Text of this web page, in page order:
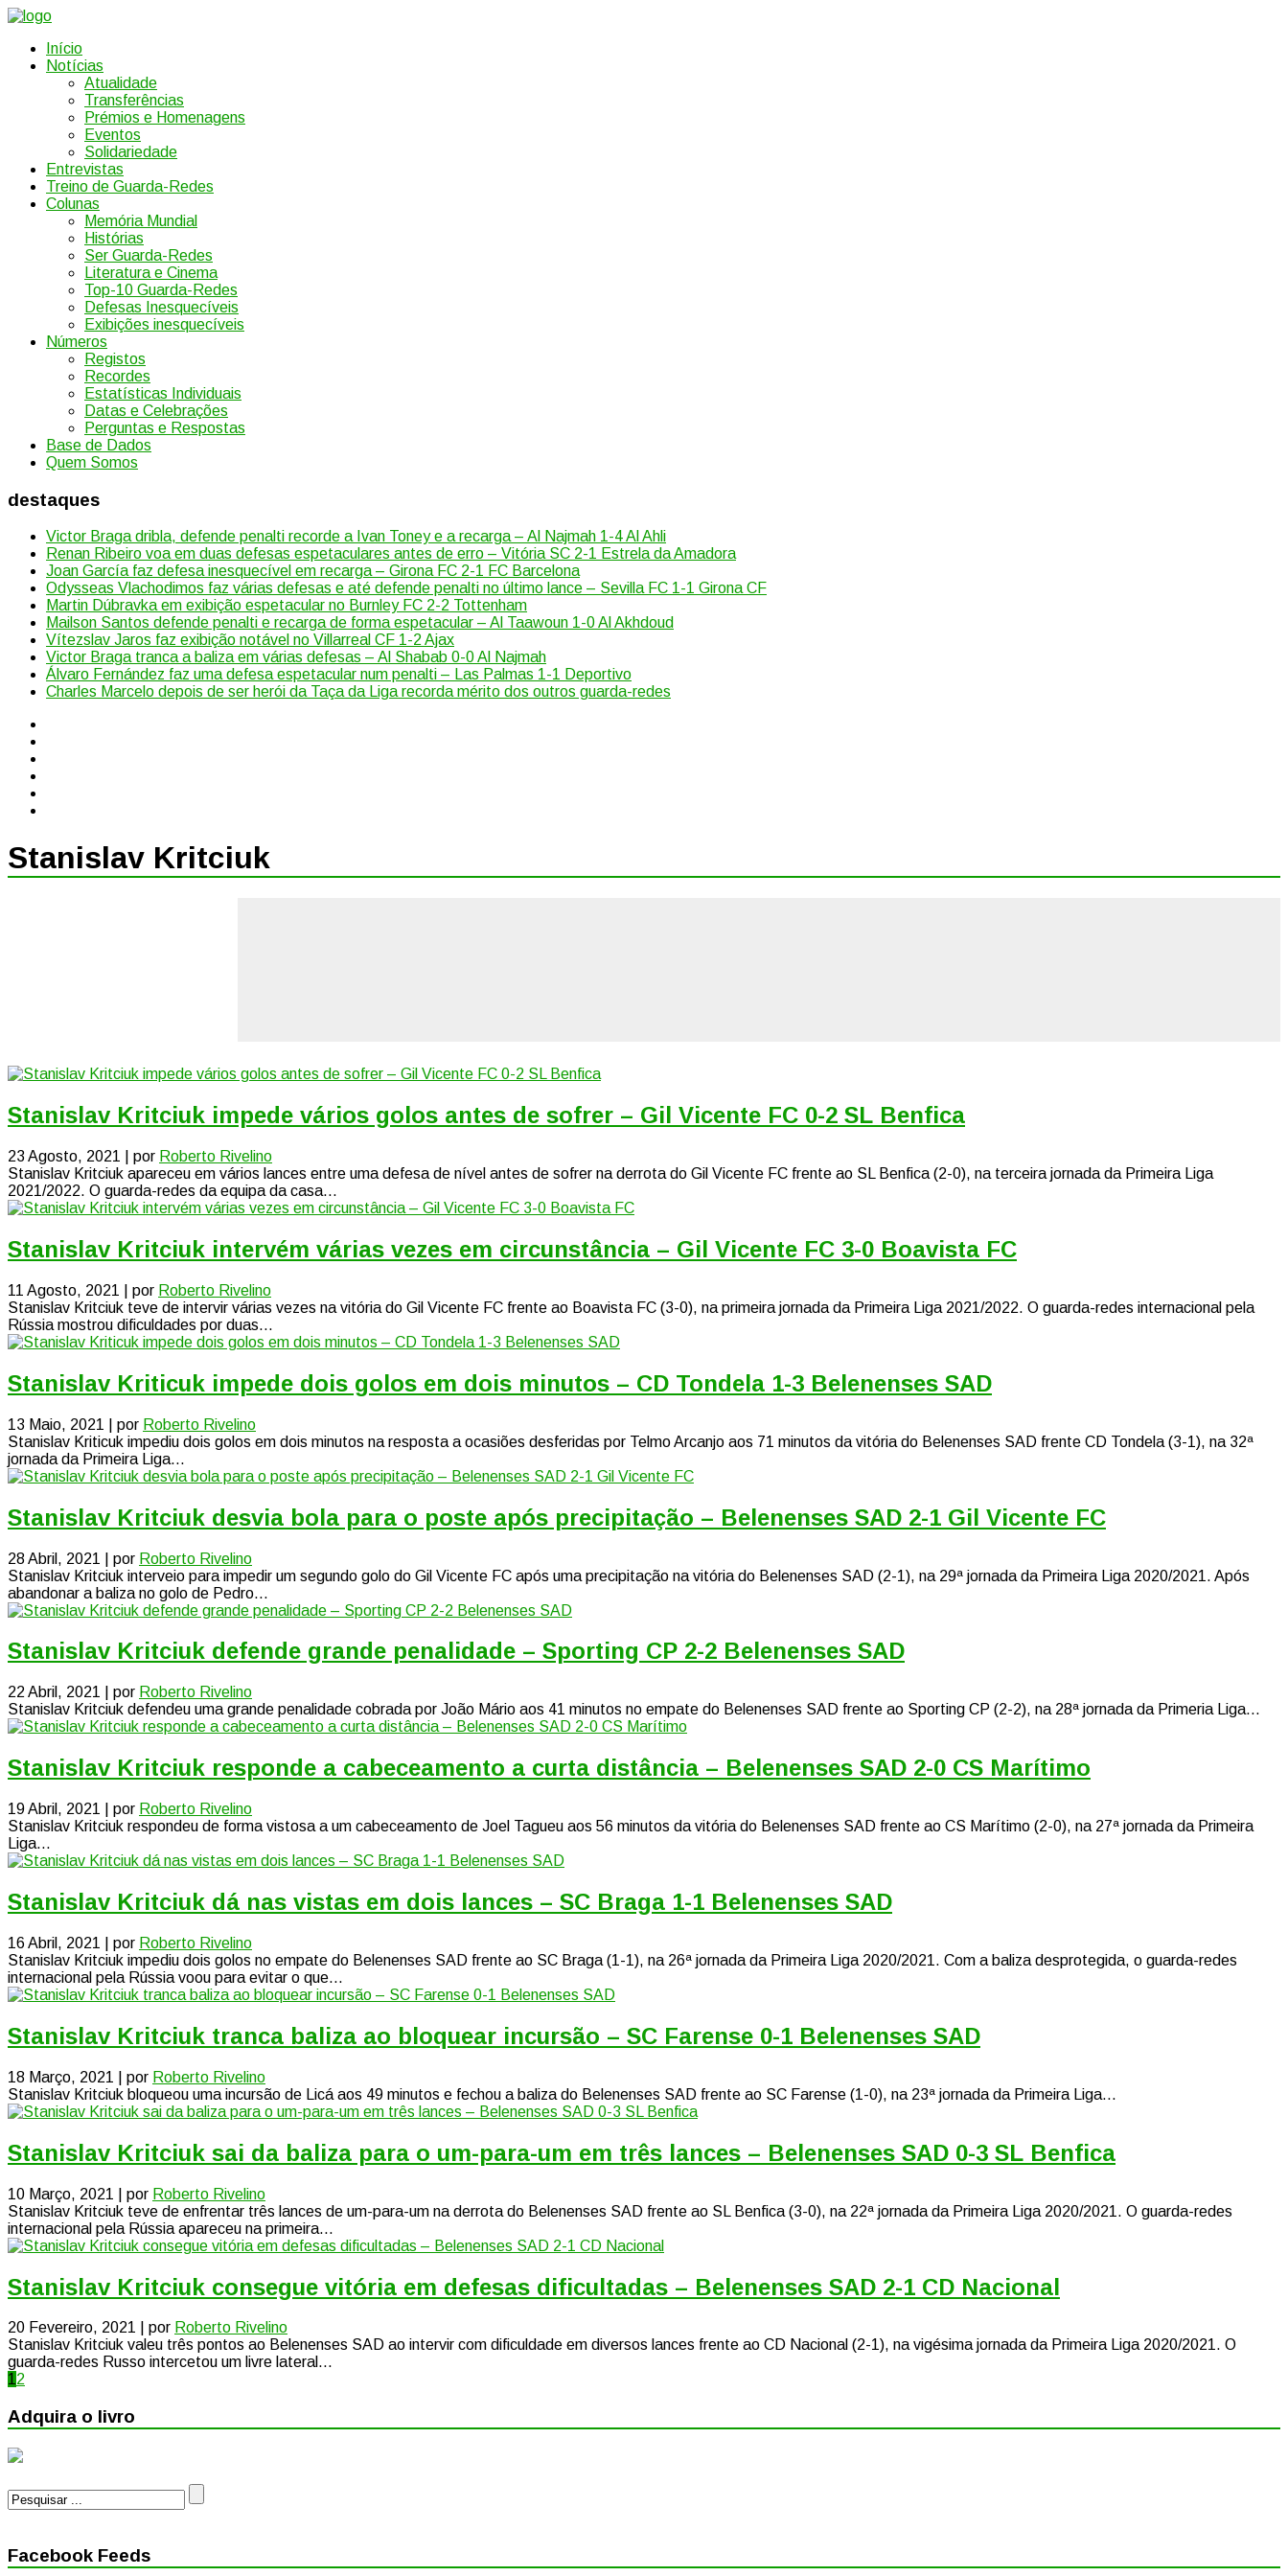
Início
Notícias
Atualidade
Transferências
Prémios e Homenagens
Eventos
Solidariedade
Entrevistas
Treino de Guarda-Redes
Colunas
Memória Mundial
Histórias
Ser Guarda-Redes
Literatura e Cinema
Top-10 Guarda-Redes
Defesas Inesquecíveis
Exibições inesquecíveis
Números
Registos
Recordes
Estatísticas Individuais
Datas e Celebrações
Perguntas e Respostas
Base de Dados
Quem Somos
destaques
Victor Braga dribla, defende penalti recorde a Ivan Toney e a recarga – Al Najmah 1-4 Al Ahli
Renan Ribeiro voa em duas defesas espetaculares antes de erro – Vitória SC 2-1 Estrela da Amadora
Joan García faz defesa inesquecível em recarga – Girona FC 2-1 FC Barcelona
Odysseas Vlachodimos faz várias defesas e até defende penalti no último lance – Sevilla FC 1-1 Girona CF
Martin Dúbravka em exibição espetacular no Burnley FC 2-2 Tottenham
Mailson Santos defende penalti e recarga de forma espetacular – Al Taawoun 1-0 Al Akhdoud
Vítezslav Jaros faz exibição notável no Villarreal CF 1-2 Ajax
Victor Braga tranca a baliza em várias defesas – Al Shabab 0-0 Al Najmah
Álvaro Fernández faz uma defesa espetacular num penalti – Las Palmas 1-1 Deportivo
Charles Marcelo depois de ser herói da Taça da Liga recorda mérito dos outros guarda-redes
Stanislav Kritciuk
Stanislav Kritciuk impede vários golos antes de sofrer – Gil Vicente FC 0-2 SL Benfica
23 Agosto, 2021 | por Roberto Rivelino
Stanislav Kritciuk apareceu em vários lances entre uma defesa de nível antes de sofrer na derrota do Gil Vicente FC frente ao SL Benfica (2-0), na terceira jornada da Primeira Liga
2021/2022. O guarda-redes da equipa da casa...
Stanislav Kritciuk intervém várias vezes em circunstância – Gil Vicente FC 3-0 Boavista FC
11 Agosto, 2021 | por Roberto Rivelino
Stanislav Kritciuk teve de intervir várias vezes na vitória do Gil Vicente FC frente ao Boavista FC (3-0), na primeira jornada da Primeira Liga 2021/2022. O guarda-redes internacional pela
Rússia mostrou dificuldades por duas...
Stanislav Kriticuk impede dois golos em dois minutos – CD Tondela 1-3 Belenenses SAD
13 Maio, 2021 | por Roberto Rivelino
Stanislav Kriticuk impediu dois golos em dois minutos na resposta a ocasiões desferidas por Telmo Arcanjo aos 71 minutos da vitória do Belenenses SAD frente CD Tondela (3-1), na 32ª
jornada da Primeira Liga...
Stanislav Kritciuk desvia bola para o poste após precipitação – Belenenses SAD 2-1 Gil Vicente FC
28 Abril, 2021 | por Roberto Rivelino
Stanislav Kritciuk interveio para impedir um segundo golo do Gil Vicente FC após uma precipitação na vitória do Belenenses SAD (2-1), na 29ª jornada da Primeira Liga 2020/2021. Após
abandonar a baliza no golo de Pedro...
Stanislav Kritciuk defende grande penalidade – Sporting CP 2-2 Belenenses SAD
22 Abril, 2021 | por Roberto Rivelino
Stanislav Kritciuk defendeu uma grande penalidade cobrada por João Mário aos 41 minutos no empate do Belenenses SAD frente ao Sporting CP (2-2), na 28ª jornada da Primeria Liga...
Stanislav Kritciuk responde a cabeceamento a curta distância – Belenenses SAD 2-0 CS Marítimo
19 Abril, 2021 | por Roberto Rivelino
Stanislav Kritciuk respondeu de forma vistosa a um cabeceamento de Joel Tagueu aos 56 minutos da vitória do Belenenses SAD frente ao CS Marítimo (2-0), na 27ª jornada da Primeira
Liga...
Stanislav Kritciuk dá nas vistas em dois lances – SC Braga 1-1 Belenenses SAD
16 Abril, 2021 | por Roberto Rivelino
Stanislav Kritciuk impediu dois golos no empate do Belenenses SAD frente ao SC Braga (1-1), na 26ª jornada da Primeira Liga 2020/2021. Com a baliza desprotegida, o guarda-redes
internacional pela Rússia voou para evitar o que...
Stanislav Kritciuk tranca baliza ao bloquear incursão – SC Farense 0-1 Belenenses SAD
18 Março, 2021 | por Roberto Rivelino
Stanislav Kritciuk bloqueou uma incursão de Licá aos 49 minutos e fechou a baliza do Belenenses SAD frente ao SC Farense (1-0), na 23ª jornada da Primeira Liga...
Stanislav Kritciuk sai da baliza para o um-para-um em três lances – Belenenses SAD 0-3 SL Benfica
10 Março, 2021 | por Roberto Rivelino
Stanislav Kritciuk teve de enfrentar três lances de um-para-um na derrota do Belenenses SAD frente ao SL Benfica (3-0), na 22ª jornada da Primeira Liga 2020/2021. O guarda-redes
internacional pela Rússia apareceu na primeira...
Stanislav Kritciuk consegue vitória em defesas dificultadas – Belenenses SAD 2-1 CD Nacional
20 Fevereiro, 2021 | por Roberto Rivelino
Stanislav Kritciuk valeu três pontos ao Belenenses SAD ao intervir com dificuldade em diversos lances frente ao CD Nacional (2-1), na vigésima jornada da Primeira Liga 2020/2021. O
guarda-redes Russo intercetou um livre lateral...
12
Adquira o livro
Facebook Feeds